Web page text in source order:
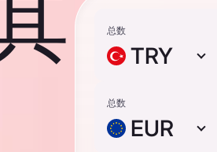
总数
TRY
总数
EUR